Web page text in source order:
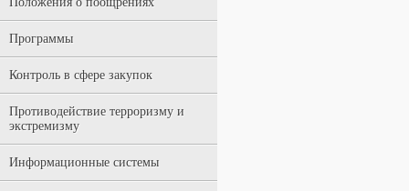
Программы
Контроль в сфере закупок
Противодействие терроризму и
экстремизму
Информационные системы